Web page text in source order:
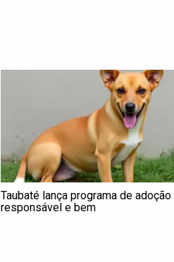
Taubaté lança programa de adoção
responsável e bem